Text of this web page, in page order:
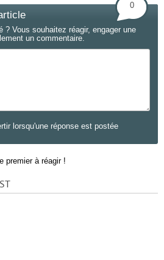
0
? Vous souhaitez réagir, engager une
un commentaire.
lorsqu'une réponse est postée
premier à réagir !